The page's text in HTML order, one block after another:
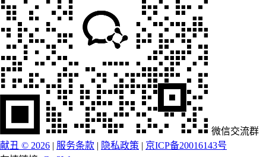
微信交流群
献丑 © 2026 | 服务条款 | 隐私政策 | 京ICP备20016143号